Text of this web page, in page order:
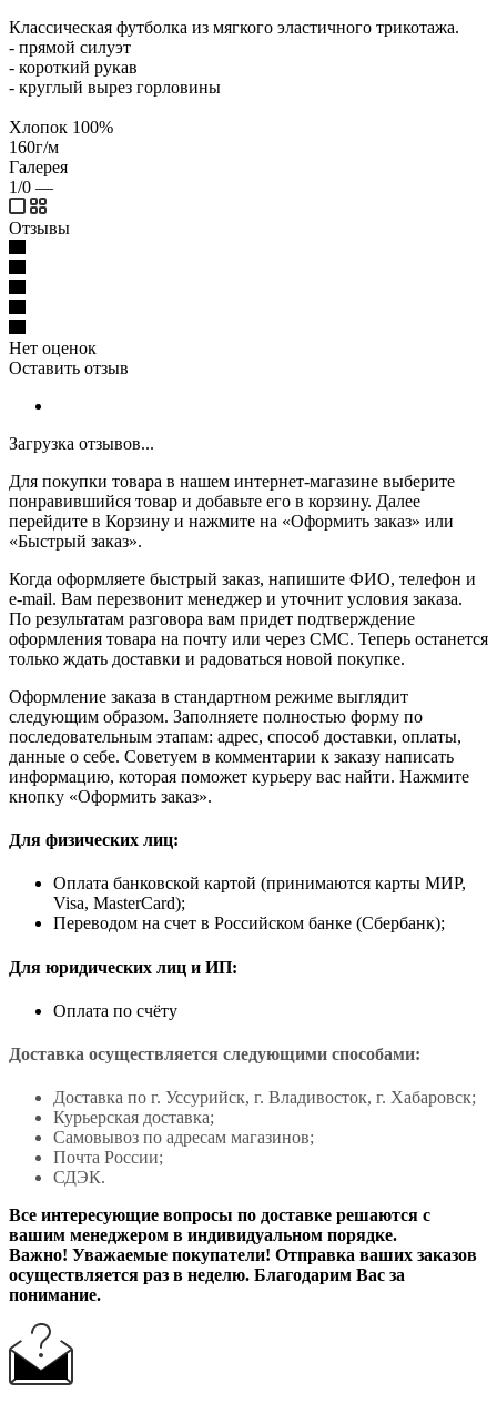
Классическая футболка из мягкого эластичного трикотажа.
- прямой силуэт
- короткий рукав
- круглый вырез горловины
Хлопок 100%
160г/м
Галерея
1/0 —
Отзывы
Нет оценок
Оставить отзыв
Загрузка отзывов...
Для покупки товара в нашем интернет-магазине выберите
понравившийся товар и добавьте его в корзину. Далее
перейдите в Корзину и нажмите на «Оформить заказ» или
«Быстрый заказ».
Когда оформляете быстрый заказ, напишите ФИО, телефон и
e-mail. Вам перезвонит менеджер и уточнит условия заказа.
По результатам разговора вам придет подтверждение
оформления товара на почту или через СМС. Теперь останется
только ждать доставки и радоваться новой покупке.
Оформление заказа в стандартном режиме выглядит
следующим образом. Заполняете полностью форму по
последовательным этапам: адрес, способ доставки, оплаты,
данные о себе. Советуем в комментарии к заказу написать
информацию, которая поможет курьеру вас найти. Нажмите
кнопку «Оформить заказ».
Для физических лиц:
Оплата банковской картой (принимаются карты МИР,
Visa, MasterCard);
Переводом на счет в Российском банке (Сбербанк);
Для юридических лиц и ИП:
Оплата по счёту
Доставка осуществляется следующими способами:
Доставка по г. Уссурийск, г. Владивосток, г. Хабаровск;
Курьерская доставка;
Самовывоз по адресам магазинов;
Почта России;
СДЭК.
Все интересующие вопросы по доставке решаются с
вашим менеджером в индивидуальном порядке.
Важно! Уважаемые покупатели! Отправка ваших заказов
осуществляется раз в неделю. Благодарим Вас за
понимание.